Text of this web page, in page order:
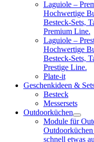
Laguiole –
Hochwertige
Besteck-Sets,
Premium Line.
Laguiole –
Hochwertige
Besteck-Sets,
Prestige Line.
Plate-it
Geschenkideen &
Besteck
Messersets
Outdoorküchen
Module für
schnell etwas